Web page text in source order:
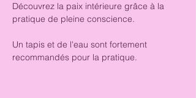
Découvrez la paix intérieure grâce à la
pratique de pleine conscience.
Un tapis et de l'eau sont fortement
recommandés pour la pratique.